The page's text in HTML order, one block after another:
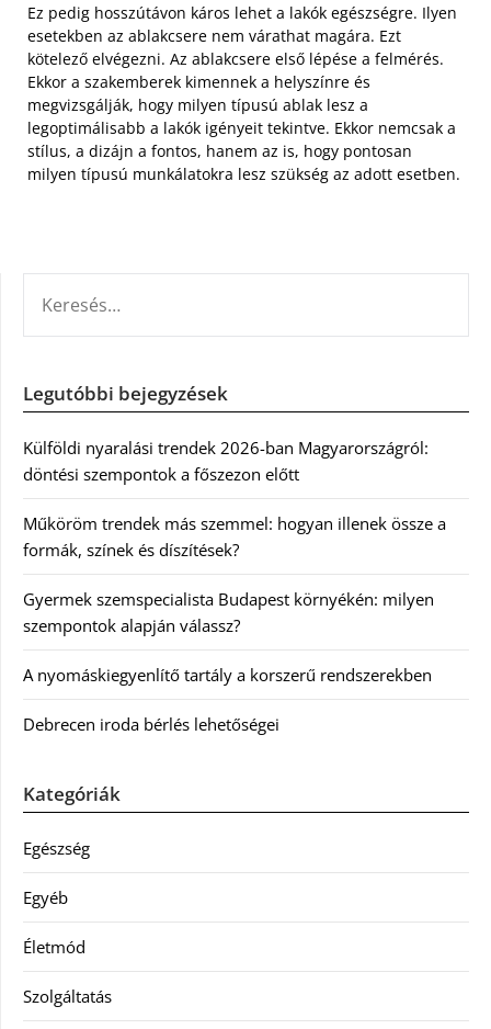
Ez pedig hosszútávon káros lehet a lakók egészségre. Ilyen
esetekben az ablakcsere nem várathat magára. Ezt
kötelező elvégezni. Az ablakcsere első lépése a felmérés.
Ekkor a szakemberek kimennek a helyszínre és
megvizsgálják, hogy milyen típusú ablak lesz a
legoptimálisabb a lakók igényeit tekintve. Ekkor nemcsak a
stílus, a dizájn a fontos, hanem az is, hogy pontosan
milyen típusú munkálatokra lesz szükség az adott esetben.
Legutóbbi bejegyzések
Külföldi nyaralási trendek 2026-ban Magyarországról:
döntési szempontok a főszezon előtt
Műköröm trendek más szemmel: hogyan illenek össze a
formák, színek és díszítések?
Gyermek szemspecialista Budapest környékén: milyen
szempontok alapján válassz?
A nyomáskiegyenlítő tartály a korszerű rendszerekben
Debrecen iroda bérlés lehetőségei
Kategóriák
Egészség
Egyéb
Életmód
Szolgáltatás